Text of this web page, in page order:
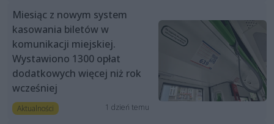
Miesiąc z nowym system
kasowania biletów w
komunikacji miejskiej.
Wystawiono 1300 opłat
dodatkowych więcej niż rok
wcześniej
Aktualności 1 dzień temu